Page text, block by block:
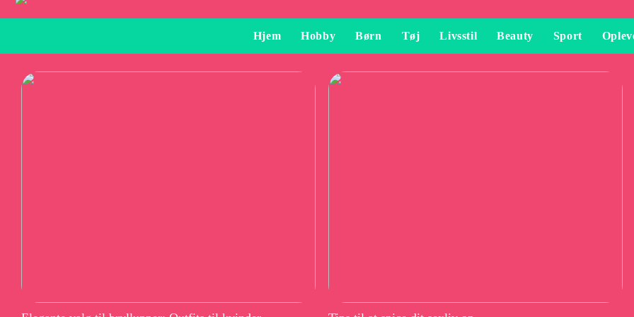
Hjem Hobby Børn Tøj Livsstil Beauty Sport